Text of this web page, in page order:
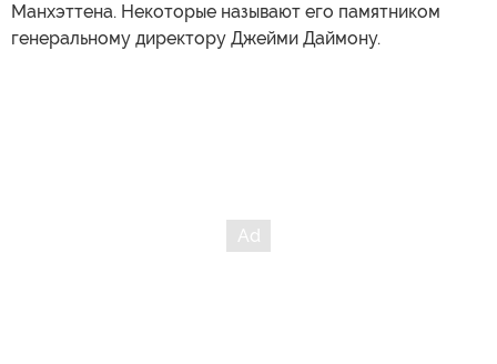
Манхэттена. Некоторые называют его памятником
генеральному директору Джейми Даймону.